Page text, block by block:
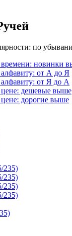
по
времени: новинки
от А до Я
от Я до А
цене: дешевые выше
дорогие выше